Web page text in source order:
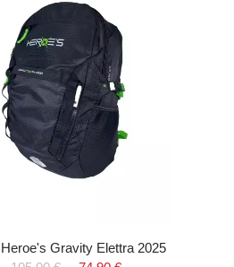
Gravity Elettra 2025